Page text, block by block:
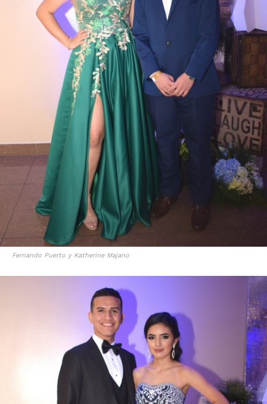
Fernando Puerto y Katherine Majano